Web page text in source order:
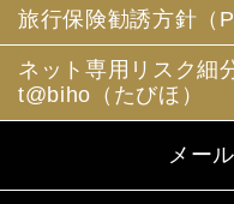
お客様の旅行中の連絡
があります。この個人
合で連絡先の方へ連絡
使用させていただきま
報を当社らに提供する
るものとします。
4. お客様個人情報の収
当社は、お客様の個人
旅行保険勧誘方針（
ネット専用リスク細
t@biho（たびほ）
メー